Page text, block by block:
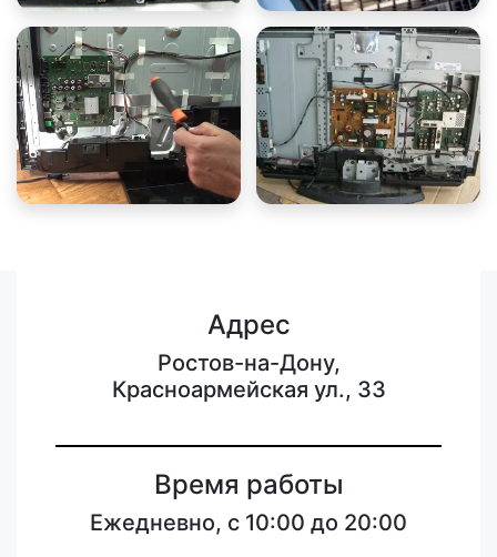
Адрес
Ростов-на-Дону,
Красноармейская ул., 33
Время работы
Ежедневно, с 10:00 до 20:00